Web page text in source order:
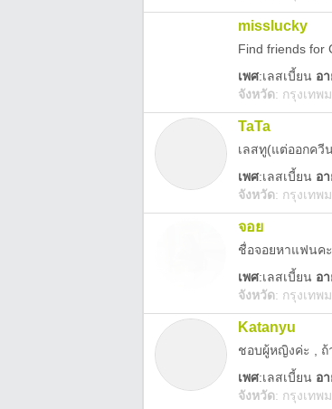
misslucky
Find friends for
เพศ:เลสเบี้ยน อ
จังหวัด: กรุงเทพ
TaTa
เพศ:เลสเบี้ยน อ
จังหวัด: กรุงเทพ
จอย
ชื่อจอยหาแฟนค
เพศ:เลสเบี้ยน อ
จังหวัด: กรุงเทพ
Katanyu
ชอบผู้หญิงค่ะ , ถ้
เพศ:เลสเบี้ยน อ
จังหวัด: กรุงเทพ